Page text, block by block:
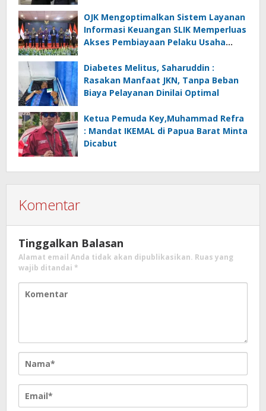
OJK Mengoptimalkan Sistem Layanan
Informasi Keuangan SLIK Memperluas
Akses Pembiayaan Pelaku Usaha
Diabetes Melitus, Saharuddin :
Rasakan Manfaat JKN, Tanpa Beban
Biaya Pelayanan Dinilai Optimal
Ketua Pemuda Key,Muhammad Refra
: Mandat IKEMAL di Papua Barat Minta
Dicabut
Komentar
Tinggalkan Balasan
Alamat email Anda tidak akan dipublikasikan. Ruas yang
wajib ditandai *